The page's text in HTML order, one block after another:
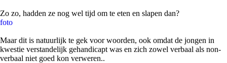
Zo zo, hadden ze nog wel tijd om te eten en slapen dan?
foto
Maar dit is natuurlijk te gek voor woorden, ook omdat de jongen in
kwestie verstandelijk gehandicapt was en zich zowel verbaal als non-
verbaal niet goed kon verweren..